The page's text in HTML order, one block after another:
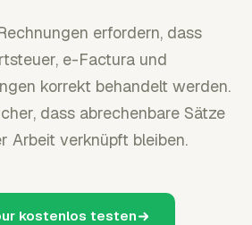
erfordern, dass
e-Factura und
korrekt behandelt werden.
dass abrechenbare Sätze
Arbeit verknüpft bleiben.
kostenlos testen